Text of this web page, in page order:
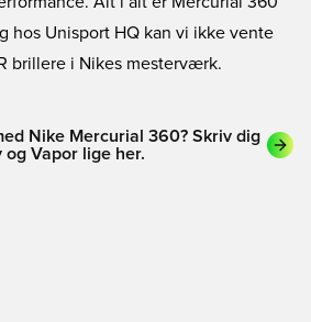
hos Unisport HQ kan vi ikke vente
brillere i Nikes mesterværk.
Nike Mercurial 360? Skriv dig
Vapor lige her.